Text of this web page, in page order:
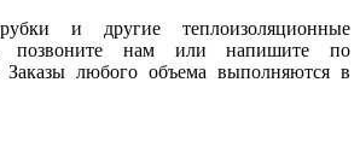
и другие теплоизоляционные
позвоните нам или напишите по
Заказы любого объема выполняются в